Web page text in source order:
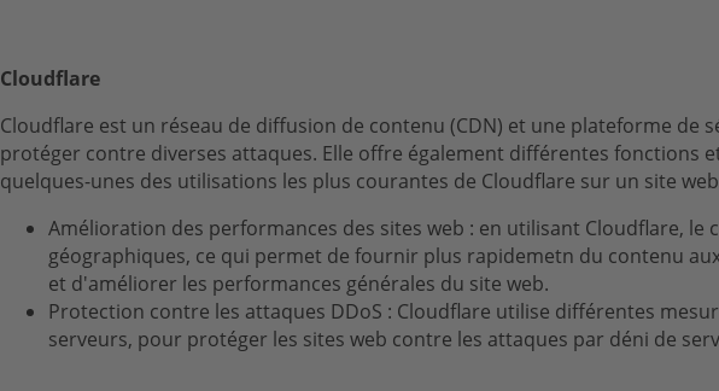
Cloudflare
Cloudflare est un réseau de diffusion de contenu (CDN) et une plateforme
protéger contre diverses attaques. Elle offre également différentes fonctions
quelques-unes des utilisations les plus courantes de Cloudflare sur un site
Amélioration des performances des sites web : en utilisant Cloudflare,
géographiques, ce qui permet de fournir plus rapidemetn du contenu
et d'améliorer les performances générales du site web.
Protection contre les attaques DDoS : Cloudflare utilise différentes
serveurs, pour protéger les sites web contre les attaques par déni de